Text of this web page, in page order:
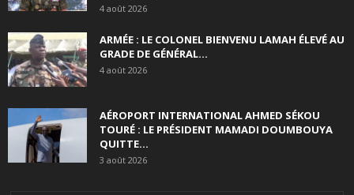
4 août 2026
ARMÉE : LE COLONEL BIENVENU LAMAH ÉLEVÉ AU
GRADE DE GÉNÉRAL...
4 août 2026
AÉROPORT INTERNATIONAL AHMED SÉKOU
TOURÉ : LE PRÉSIDENT MAMADI DOUMBOUYA
QUITTE...
3 août 2026